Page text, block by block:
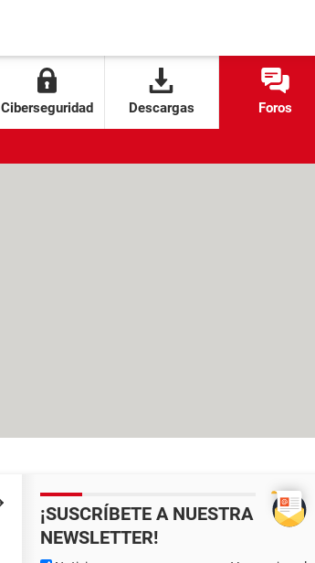
Ciberseguridad Descargas Foros
¡SUSCRÍBETE A NUESTRA
NEWSLETTER!